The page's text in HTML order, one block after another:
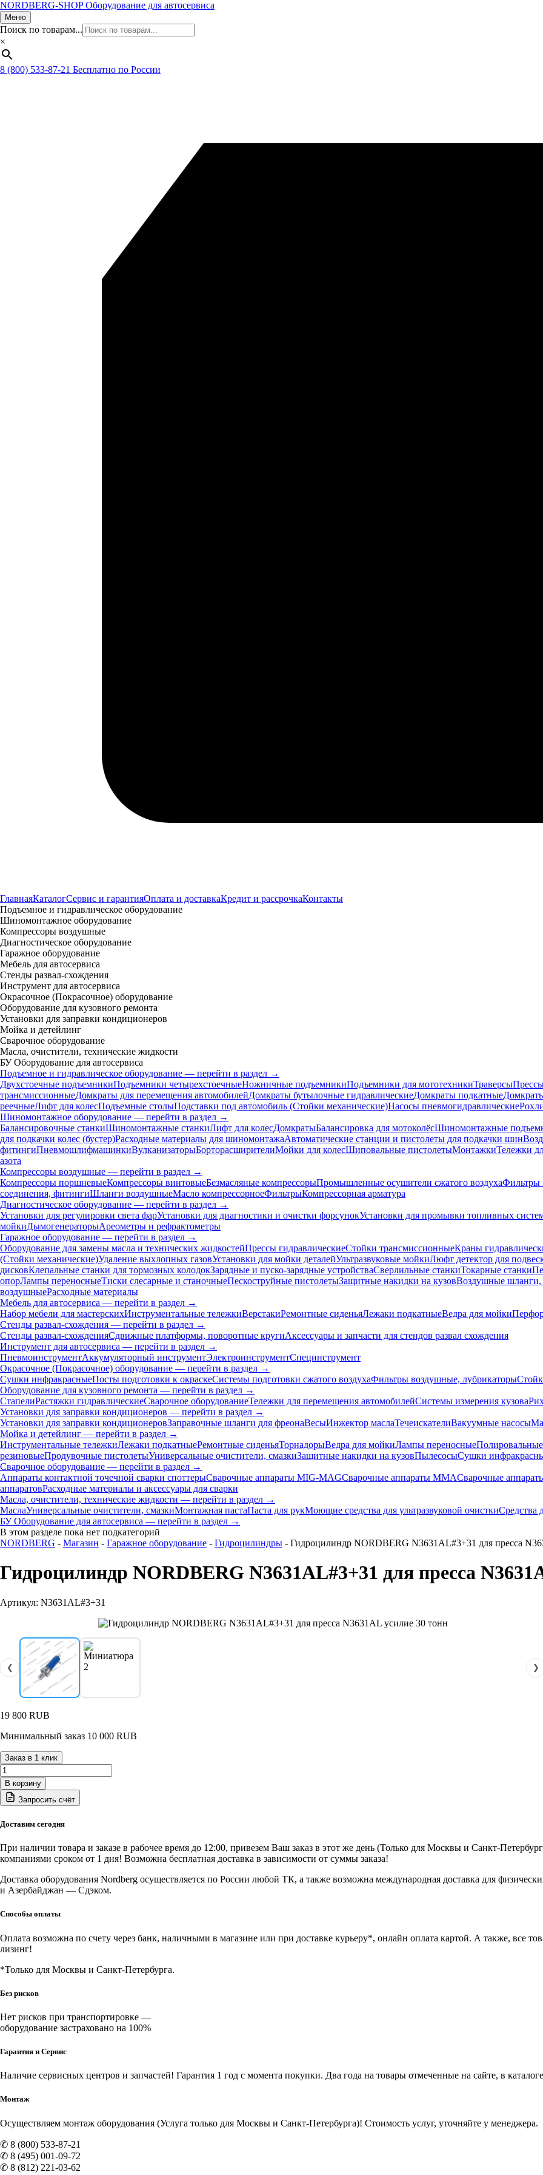
NORDBERG-SHOP Оборудование для автосервиса
Меню
Поиск по товарам...
×
8 (800) 533-87-21 Бесплатно по России
ГлавнаяКаталогСервис и гарантияОплата и доставкаКредит и рассрочкаКонтакты
Подъемное и гидравлическое оборудование
Шиномонтажное оборудование
Компрессоры воздушные
Диагностическое оборудование
Гаражное оборудование
Мебель для автосервиса
Стенды развал-схождения
Инструмент для автосервиса
Окрасочное (Покрасочное) оборудование
Оборудование для кузовного ремонта
Установки для заправки кондиционеров
Мойка и детейлинг
Сварочное оборудование
Масла, очистители, технические жидкости
БУ Оборудование для автосервиса
Подъемное и гидравлическое оборудование — перейти в раздел →
Двухстоечные подъемникиПодъемники четырехстоечныеНожничные подъемникиПодъемники для мототехникиТраверсы
трансмиссионныеДомкраты для перемещения автомобилейДомкраты бутылочные гидравлическиеДомкраты подкатные
реечныеЛифт для колесПодъемные столыПодставки под автомобиль (Стойки механические)Насосы пневмогидравлические
Шиномонтажное оборудование — перейти в раздел →
Балансировочные станкиШиномонтажные станкиЛифт для колесДомкратыБалансировка для мотоколёсШиномонтажные
для подкачки колес (бустер)Расходные материалы для шиномонтажаАвтоматические станции и пистолеты для подкачки шин
фитингиПневмошлифмашинкиВулканизаторыБорторасширителиМойки для колесШиповальные пистолетыМонтажкиТележки
азота
Компрессоры воздушные — перейти в раздел →
Компрессоры поршневыеКомпрессоры винтовыеБезмасляные компрессорыПромышленные осушители сжатого воздухаФильтры
соединения, фитингиШланги воздушныеМасло компрессорноеФильтрыКомпрессорная арматура
Диагностическое оборудование — перейти в раздел →
Установки для регулировки света фарУстановки для диагностики и очистки форсунокУстановки для промывки топливных
мойкиДымогенераторыАреометры и рефрактометры
Гаражное оборудование — перейти в раздел →
Оборудование для замены масла и технических жидкостейПрессы гидравлическиеСтойки трансмиссионныеКраны
(Стойки механические)Удаление выхлопных газовУстановки для мойки деталейУльтразвуковые мойкиЛюфт детектор для
дисковКлепальные станки для тормозных колодокЗарядные и пуско-зарядные устройстваСверлильные станкиТокарные станки
опорЛампы переносныеТиски слесарные и станочныеПескоструйные пистолетыЗащитные накидки на кузовВоздушные шланги,
воздушныеРасходные материалы
Мебель для автосервиса — перейти в раздел →
Набор мебели для мастерскихИнструментальные тележкиВерстакиРемонтные сиденьяЛежаки подкатныеВедра для мойки
Стенды развал-схождения — перейти в раздел →
Стенды развал-схожденияСдвижные платформы, поворотные кругиАксессуары и запчасти для стендов развал схождения
Инструмент для автосервиса — перейти в раздел →
ПневмоинструментАккумуляторный инструментЭлектроинструментСпецинструмент
Окрасочное (Покрасочное) оборудование — перейти в раздел →
Сушки инфракрасныеПосты подготовки к окраскеСистемы подготовки сжатого воздухаФильтры воздушные, лубрикаторы
Оборудование для кузовного ремонта — перейти в раздел →
СтапелиРастяжки гидравлическиеСварочное оборудованиеТележки для перемещения автомобилейСистемы измерения кузова
Установки для заправки кондиционеров — перейти в раздел →
Установки для заправки кондиционеровЗаправочные шланги для фреонаВесыИнжектор маслаТечеискателиВакуумные насосы
Мойка и детейлинг — перейти в раздел →
Инструментальные тележкиЛежаки подкатныеРемонтные сиденьяТорнадорыВедра для мойкиЛампы переносные
резиновыеПродувочные пистолетыУниверсальные очистители, смазкиЗащитные накидки на кузовПылесосыСушки
Сварочное оборудование — перейти в раздел →
Аппараты контактной точечной сварки cпоттерыСварочные аппараты MIG-MAGСварочные аппараты MMAСварочные
аппаратовРасходные материалы и аксессуары для сварки
Масла, очистители, технические жидкости — перейти в раздел →
МаслаУниверсальные очистители, смазкиМонтажная пастаПаста для рукМоющие средства для ультразвуковой очисткиСредства
БУ Оборудование для автосервиса — перейти в раздел →
В этом разделе пока нет подкатегорий
NORDBERG - Магазин - Гаражное оборудование - Гидроцилиндры - Гидроцилиндр NORDBERG N3631AL#3+31 для пресса
Гидроцилиндр NORDBERG N3631AL#3+31 для пресса
Артикул: N3631AL#3+31
❮ ❯
19 800 RUB
Минимальный заказ 10 000 RUB
Заказ в 1 клик
Количество
товара
Гидроцилиндр
NORDBERG
для
N3631AL
усилие
тонн
В корзину
Запросить счёт
Доставим сегодня
При наличии товара и заказе в рабочее время до 12:00, привезем Ваш заказ в этот же день (Только для Москвы и Санкт-
компаниями сроком от 1 дня! Возможна бесплатная доставка в зависимости от суммы заказа!
Доставка оборудования Nordberg осуществляется по России любой ТК, а также возможна международная доставка для
и Азербайджан — Сдэком.
Способы оплаты
Оплата возможна по счету через банк, наличными в магазине или при доставке курьеру*, онлайн оплата картой. А также, все
лизинг!
*Только для Москвы и Санкт-Петербурга.
Без рисков
Нет рисков при транспортировке —
оборудование застраховано на 100%
Гарантия и Сервис
Наличие сервисных центров и запчастей! Гарантия 1 год с момента покупки. Два года на товары отмеченные на сайте, в
Монтаж
Осуществляем монтаж оборудования (Услуга только для Москвы и Санкт-Петербурга)! Стоимость услуг, уточняйте у менеджера.
✆ 8 (800) 533-87-21
✆ 8 (495) 001-09-72
✆ 8 (812) 221-03-62